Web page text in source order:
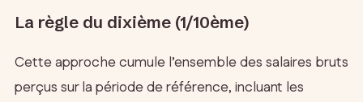
La règle du dixième (1/10ème)
Cette approche cumule l’ensemble des salaires bruts
perçus sur la période de référence, incluant les